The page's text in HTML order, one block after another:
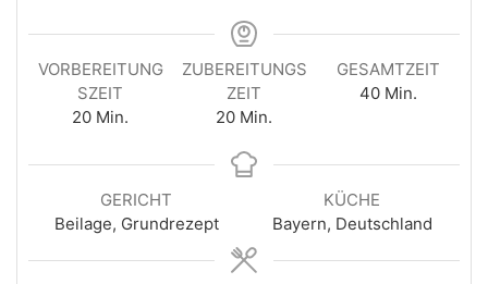
VORBEREITUNG
SZEIT
20 Min.
ZUBEREITUNGS
ZEIT
20 Min.
GESAMTZEIT
40 Min.
GERICHT
Beilage, Grundrezept
KÜCHE
Bayern, Deutschland